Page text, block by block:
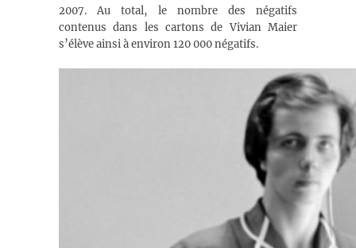
2007. Au total, le nombre des négatifs
contenus dans les cartons de Vivian Maier
s’élève ainsi à environ 120 000 négatifs.